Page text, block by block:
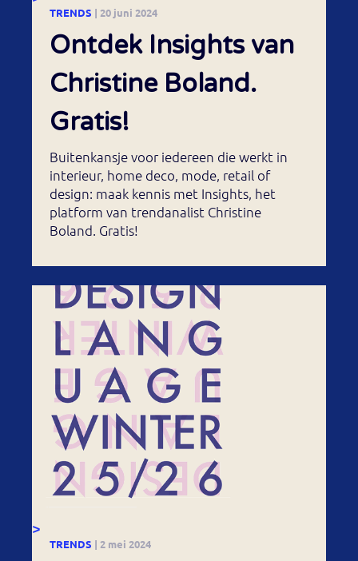
TRENDS | 20 juni 2024
Ontdek Insights van
Christine Boland.
Gratis!
Buitenkansje voor iedereen die werkt in
interieur, home deco, mode, retail of
design: maak kennis met Insights, het
platform van trendanalist Christine
Boland. Gratis!
>
TRENDS | 2 mei 2024